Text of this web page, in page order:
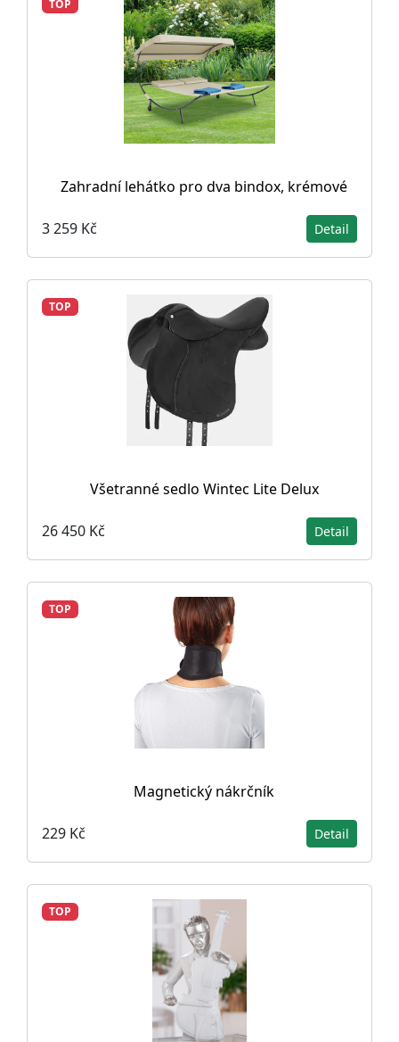
TOP
Zahradní lehátko pro dva bindox, krémové
3 259 Kč Detail
TOP
Všetranné sedlo Wintec Lite Delux
26 450 Kč Detail
TOP
Magnetický nákrčník
229 Kč Detail
TOP